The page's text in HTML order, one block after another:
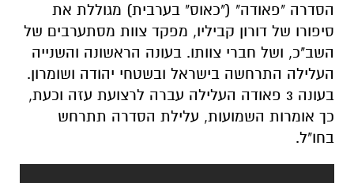
הסדרה "פאודה" ("כאוס" בערבית) מגוללת את
סיפורו של דורון קביליו, מפקד צוות מסתערבים של
השב"כ, ושל חברי צוותו. בעונה הראשונה והשנייה
העלילה התרחשה בישראל ובשטחי יהודה ושומרון.
בעונה 3 פאודה העלילה עברה לרצועת עזה וכעת,
כך אומרות השמועות, עלילת הסדרה תתרחש
בחו"ל.